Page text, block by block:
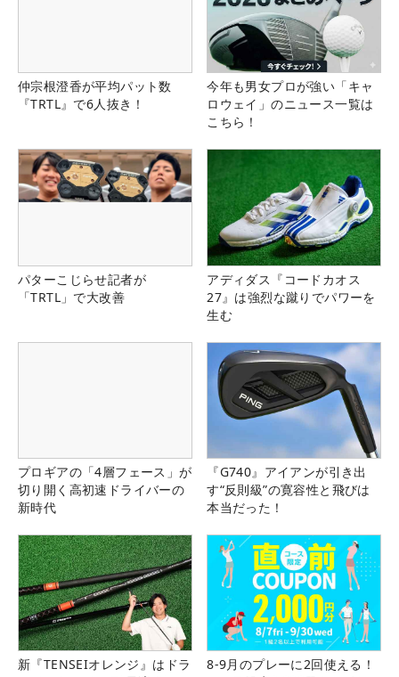
仲宗根澄香が平均パット数
『TRTL』で6人抜き！
今年も男女プロが強い「キャ
ロウェイ」のニュース一覧は
こちら！
パターこじらせ記者が
「TRTL」で大改善
アディダス『コードカオス
27』は強烈な蹴りでパワーを
生む
プロギアの「4層フェース」が
切り開く高初速ドライバーの
新時代
『G740』アイアンが引き出
す“反則級”の寛容性と飛びは
本当だった！
新『TENSEIオレンジ』はドラ
8-9月のプレーに2回使える！